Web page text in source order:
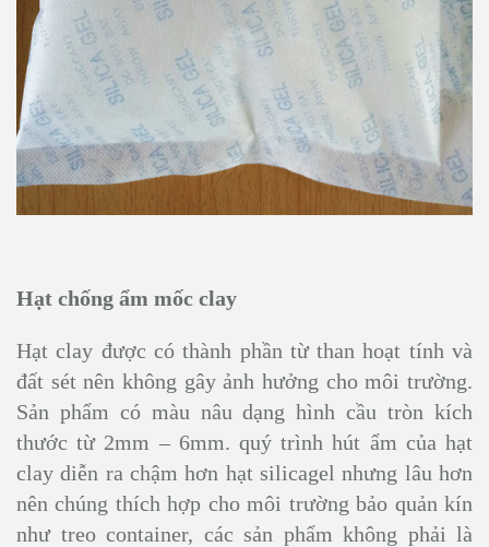
Hạt chống ẩm mốc clay
Hạt clay được có thành phần từ than hoạt tính và
đất sét nên không gây ảnh hưởng cho môi trường.
Sản phẩm có màu nâu dạng hình cầu tròn kích
thước từ 2mm – 6mm. quý trình hút ẩm của hạt
clay diễn ra chậm hơn hạt silicagel nhưng lâu hơn
nên chúng thích hợp cho môi trường bảo quản kín
như treo container, các sản phẩm không phải là